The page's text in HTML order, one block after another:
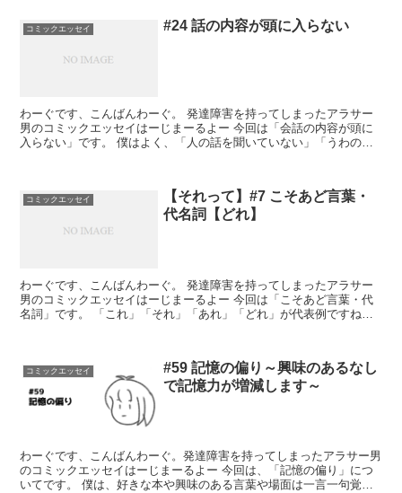
コミックエッセイ #24 話の内容が頭に入らない
わーぐです、こんばんわーぐ。 発達障害を持ってしまったアラサー
男のコミックエッセイはーじまーるよー 今回は「会話の内容が頭に
入らない」です。 僕はよく、「人の話を聞いていない」「うわのそ
コミックエッセイ
【それって】#7 こそあど言葉・
代名詞【どれ】
わーぐです、こんばんわーぐ。 発達障害を持ってしまったアラサー
男のコミックエッセイはーじまーるよー 今回は「こそあど言葉・代
名詞」です。 「これ」「それ」「あれ」「どれ」が代表例ですね。
コミックエッセイ
#59 記憶の偏り～興味のあるなし
で記憶力が増減します～
わーぐです、こんばんわーぐ。発達障害を持ってしまったアラサー男
のコミックエッセイはーじまーるよー 今回は、「記憶の偏り」につ
いてです。 僕は、好きな本や興味のある言葉や場面は一言一句覚え